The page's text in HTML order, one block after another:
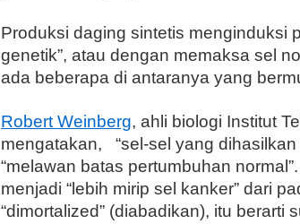
Produksi daging sintetis menginduksi
genetik”, atau dengan memaksa sel
ada beberapa di antaranya yang
Robert Weinberg, ahli biologi Institut
mengatakan, “sel-sel yang dihasilkan
“melawan batas pertumbuhan
menjadi “lebih mirip sel kanker” dari
“dimortalized” (diabadikan), itu berarti